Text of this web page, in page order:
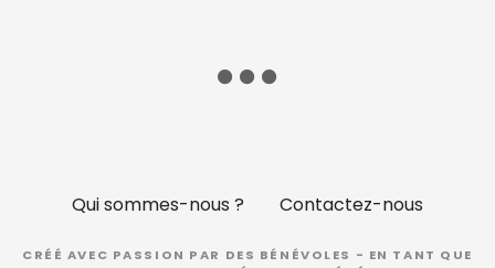
Qui sommes-nous ? Contactez-nous
CRÉÉ AVEC PASSION PAR DES BÉNÉVOLES - EN TANT QUE